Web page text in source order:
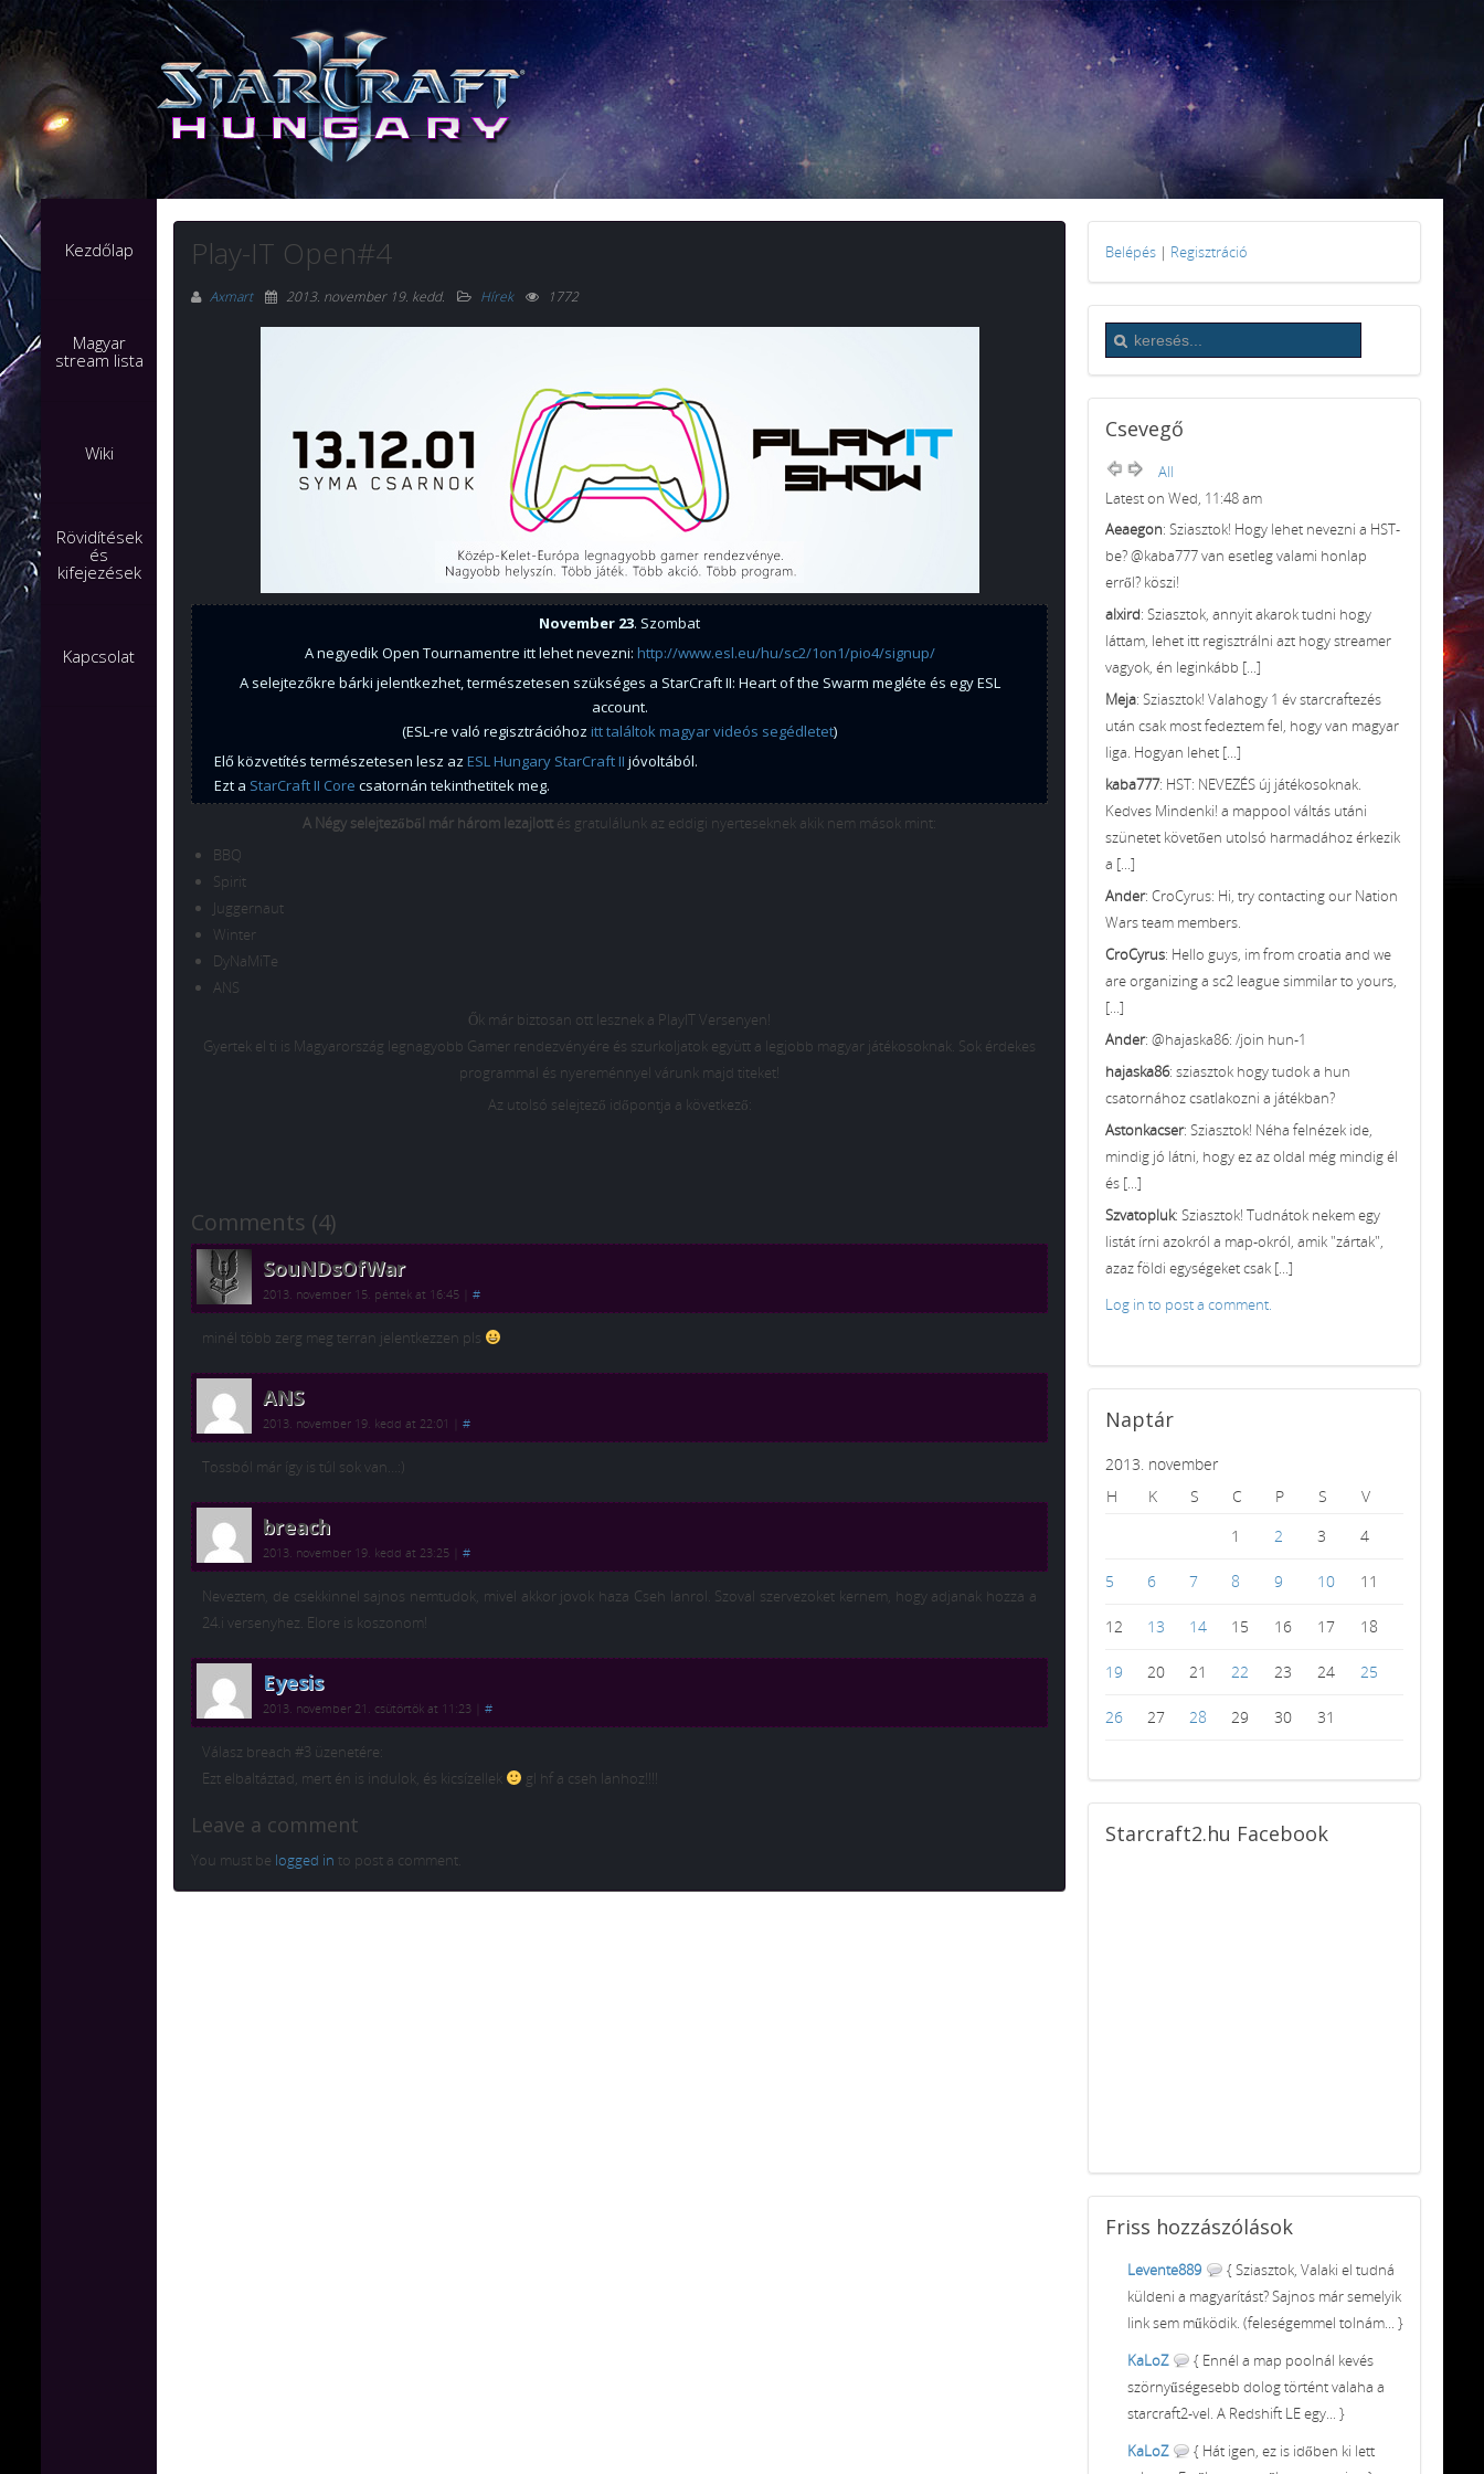
Kezdőlap
Magyar
stream lista
Wiki
Rövidítések
és
kifejezések
Kapcsolat
Play-IT Open#4
Axmart 2013. november 19. kedd. Hírek 1772
November 23. Szombat
A negyedik Open Tournamentre itt lehet nevezni: http://www.esl.eu/hu/sc2/1on1/pio4/signup/
A selejtezőkre bárki jelentkezhet, természetesen szükséges a StarCraft II: Heart of the Swarm megléte és egy ESL
account.
(ESL-re való regisztrációhoz itt találtok magyar videós segédletet)
Elő közvetítés természetesen lesz az ESL Hungary StarCraft II jóvoltából.
Ezt a StarCraft II Core csatornán tekinthetitek meg.
A Négy selejtezőből már három lezajlott és gratulálunk az eddigi nyerteseknek akik nem mások mint:
BBQ
Spirit
Juggernaut
Winter
DyNaMiTe
ANS
Ők már biztosan ott lesznek a PlayIT Versenyen!
Gyertek el ti is Magyarország legnagyobb Gamer rendezvényére és szurkoljatok együtt a legjobb magyar játékosoknak. Sok érdekes
programmal és nyereménnyel várunk majd titeket!
Az utolsó selejtező időpontja a következő:
Comments (4)
SouNDsOfWar
2013. november 15. péntek at 16:45 #
minél több zerg meg terran jelentkezzen pls
ANS
2013. november 19. kedd at 22:01 #
Tossból már így is túl sok van…:)
breach
2013. november 19. kedd at 23:25 #
Neveztem, de csekkinnel sajnos nemtudok, mivel akkor jovok haza Cseh lanrol. Szoval szervezoket kernem, hogy adjanak hozza a
24.i versenyhez. Elore is koszonom!
Eyesis
2013. november 21. csütörtök at 11:23 #
Válasz breach #3 üzenetére:
Ezt elbaltáztad, mert én is indulok, és kicsízellek
gl hf a cseh lanhoz!!!!
Leave a comment
You must be logged in to post a comment.
Belépés | Regisztráció
Csevegő
All
Latest on Wed, 11:48 am
Aeaegon: Sziasztok! Hogy lehet nevezni a HST-
be? @kaba777 van esetleg valami honlap
erről? köszi!
alxird: Sziasztok, annyit akarok tudni hogy
láttam, lehet itt regisztrálni azt hogy streamer
vagyok, én leginkább [...]
Meja: Sziasztok! Valahogy 1 év starcraftezés
után csak most fedeztem fel, hogy van magyar
liga. Hogyan lehet [...]
kaba777: HST: NEVEZÉS új játékosoknak.
Kedves Mindenki! a mappool váltás utáni
szünetet követően utolsó harmadához érkezik
a [...]
Ander: CroCyrus: Hi, try contacting our Nation
Wars team members.
CroCyrus: Hello guys, im from croatia and we
are organizing a sc2 league simmilar to yours,
[...]
Ander: @hajaska86: /join hun-1
hajaska86: sziasztok hogy tudok a hun
csatornához csatlakozni a játékban?
Astonkacser: Sziasztok! Néha felnézek ide,
mindig jó látni, hogy ez az oldal még mindig él
és [...]
Szvatopluk: Sziasztok! Tudnátok nekem egy
listát írni azokról a map-okról, amik "zártak",
azaz földi egységeket csak [...]
Log in to post a comment.
Naptár
2013. november
H
K S C P S
V
1
2 3 4
5 6 7 8 9 10 11
12 13 14 15 16 17 18
19 20 21 22 23 24 25
26 27 28 29 30 31
Starcraft2.hu Facebook
Friss hozzászólások
Levente889
{ Sziasztok, Valaki el tudná
küldeni a magyarítást? Sajnos már semelyik
link sem működik. (feleségemmel tolnám... }
KaLoZ
{ Ennél a map poolnál kevés
szörnyűségesebb dolog történt valaha a
starcraft2-vel. A Redshift LE egy... }
KaLoZ
{ Hát igen, ez is időben ki lett